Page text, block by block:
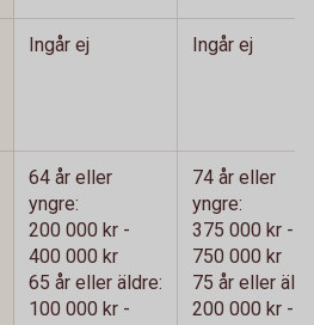
Ingår ej Ingår ej
64 år eller
yngre:
200 000 kr -
400 000 kr
65 år eller äldre:
100 000 kr -
74 år eller
yngre:
375 000 kr -
750 000 kr
75 år eller
200 000 kr -